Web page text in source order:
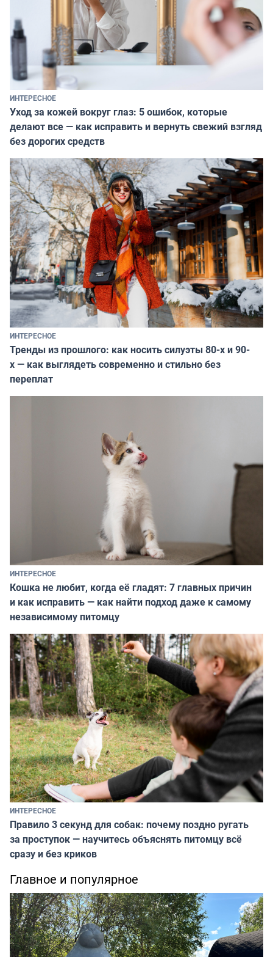
ИНТЕРЕСНОЕ
Уход за кожей вокруг глаз: 5 ошибок, которые
делают все — как исправить и вернуть свежий взгляд
без дорогих средств
ИНТЕРЕСНОЕ
Тренды из прошлого: как носить силуэты 80-х и 90-
х — как выглядеть современно и стильно без
переплат
ИНТЕРЕСНОЕ
Кошка не любит, когда её гладят: 7 главных причин
и как исправить — как найти подход даже к самому
независимому питомцу
ИНТЕРЕСНОЕ
Правило 3 секунд для собак: почему поздно ругать
за проступок — научитесь объяснять питомцу всё
сразу и без криков
Главное и популярное